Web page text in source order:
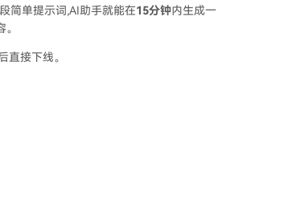
简单提示词,AI助手就能在15分钟内生成一
直接下线。